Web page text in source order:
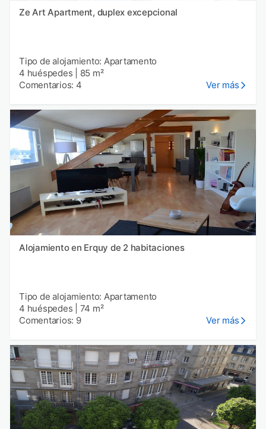
Ze Art Apartment, duplex excepcional
Tipo de alojamiento: Apartamento
4 huéspedes
85 m²
Comentarios: 4
Ver más
Alojamiento en Erquy de 2 habitaciones
Tipo de alojamiento: Apartamento
4 huéspedes
74 m²
Comentarios: 9
Ver más